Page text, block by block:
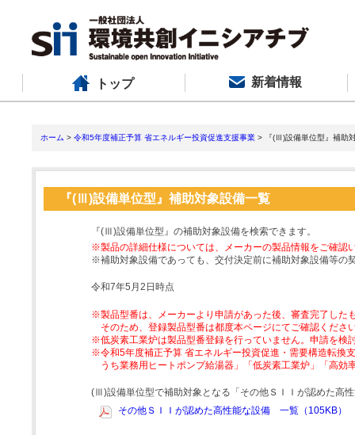
トップ 新着情報
ホーム > 令和5年度補正予算 省エネルギー投資促進支援事業 > 『(Ⅲ)設備単位型』補助
『(Ⅲ)設備単位型』補助対象設備一覧
『(Ⅲ)設備単位型』の補助対象設備を検索できます。
※製品の詳細仕様については、メーカーの製品情報をご確認
※補助対象設備であっても、交付決定前に補助対象設備等の
令和7年5月2日時点
※製品型番は、メーカーより申請があった後、審査完了した
そのため、登録製品型番は都度本ページにてご確認くださ
※低炭素工業炉は製品型番登録を行っていません。申請を検
※令和5年度補正予算 省エネルギー投資促進・需要構造転換
うち業務用ヒートポンプ給湯器」「低炭素工業炉」「高
(Ⅲ)設備単位型で補助対象となる「その他ＳＩＩが認めた高
その他ＳＩＩが認めた高性能な設備 一覧（105KB）